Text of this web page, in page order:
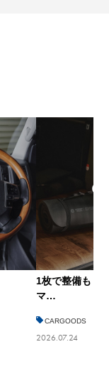
1枚で整備も 車
マ…
CARGOODS
2026.07.24